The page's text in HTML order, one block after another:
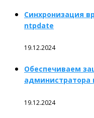
Синхронизация
ntpdate
19.12.2024
Обеспечиваем
администратора
19.12.2024